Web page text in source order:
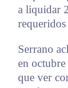
a liquidar
Serrano
en
que ver